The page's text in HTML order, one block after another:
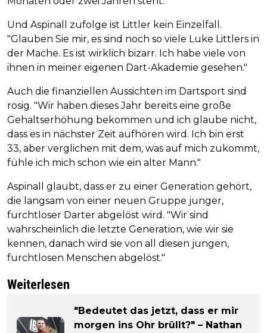
Und Aspinall zufolge ist Littler kein Einzelfall.
"Glauben Sie mir, es sind noch so viele Luke Littlers in
der Mache. Es ist wirklich bizarr. Ich habe viele von
ihnen in meiner eigenen Dart-Akademie gesehen."
Auch die finanziellen Aussichten im Dartsport sind
rosig. "Wir haben dieses Jahr bereits eine große
Gehaltserhöhung bekommen und ich glaube nicht,
dass es in nächster Zeit aufhören wird. Ich bin erst
33, aber verglichen mit dem, was auf mich zukommt,
fühle ich mich schon wie ein alter Mann."
Aspinall glaubt, dass er zu einer Generation gehört,
die langsam von einer neuen Gruppe junger,
furchtloser Darter abgelöst wird. "Wir sind
wahrscheinlich die letzte Generation, wie wir sie
kennen, danach wird sie von all diesen jungen,
furchtlosen Menschen abgelöst."
Weiterlesen
"Bedeutet das jetzt, dass er mir
morgen ins Ohr brüllt?" – Nathan